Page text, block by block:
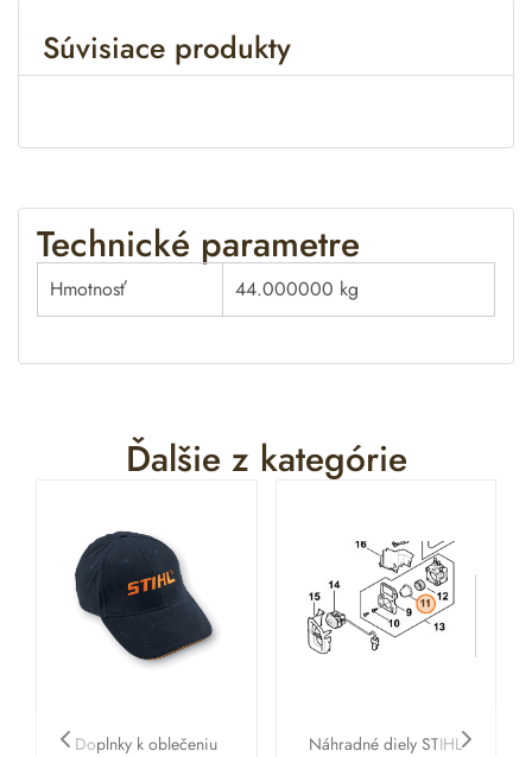
n
a
Súvisiace produkty
Technické parametre
Hmotnosť 44.000000 kg
Ďalšie z kategórie
Doplnky k oblečeniu
Náhradné diely STIHL